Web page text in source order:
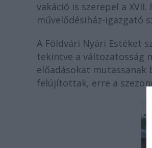
vakáció is szerepel a
művelődésiház-igazgató
A Földvári Nyári Estéket
tekintve a változatosság
előadásokat mutassanak
felújítottak, erre a